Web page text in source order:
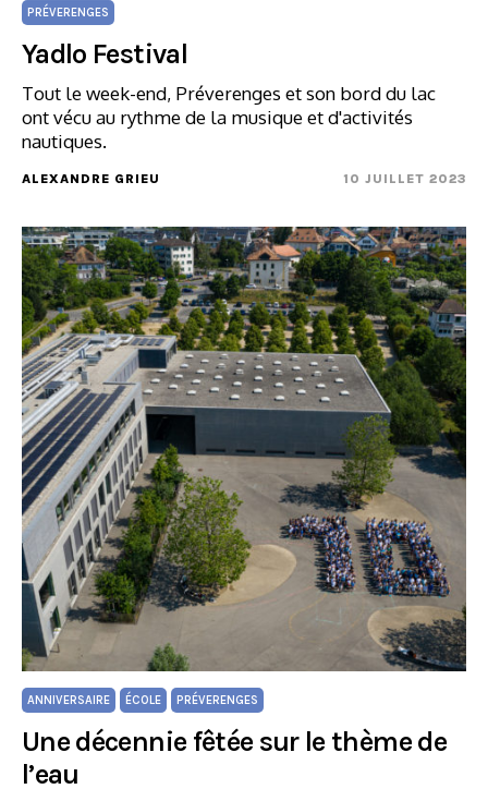
PRÉVERENGES
Yadlo Festival
Tout le week-end, Préverenges et son bord du lac
ont vécu au rythme de la musique et d'activités
nautiques.
ALEXANDRE GRIEU 10 JUILLET 2023
ANNIVERSAIRE ÉCOLE PRÉVERENGES
Une décennie fêtée sur le thème de
l’eau